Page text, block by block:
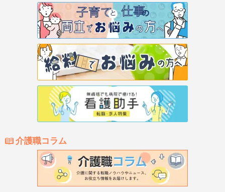
介護職コラム